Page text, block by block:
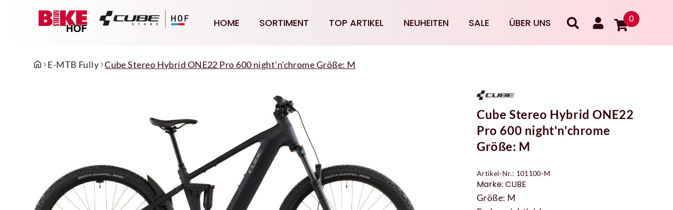
HOME SORTIMENT TOP ARTIKEL NEUHEITEN SALE ÜBER UNS 0
E-MTB Fully Cube Stereo Hybrid ONE22 Pro 600 night'n'chrome Größe: M
Cube Stereo Hybrid ONE22
Pro 600 night'n'chrome
Größe: M
Artikel-Nr.: 101100-M
Marke: CUBE
Größe: M